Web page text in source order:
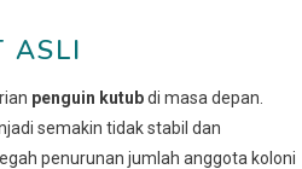
ASLI
penguin kutubdi masa depan.
semakin tidak stabil dan
penurunan jumlah anggota koloni